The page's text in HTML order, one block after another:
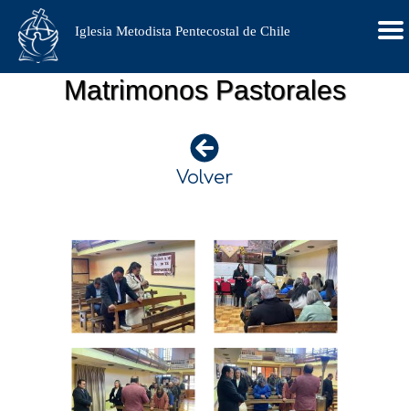
Iglesia Metodista Pentecostal de Chile
Matrimonos Pastorales
Volver